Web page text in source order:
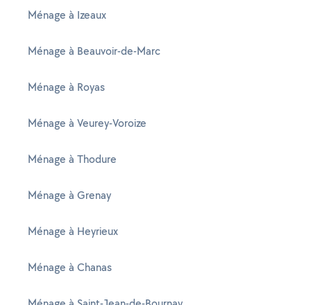
Ménage à Izeaux
Ménage à Beauvoir-de-Marc
Ménage à Royas
Ménage à Veurey-Voroize
Ménage à Thodure
Ménage à Grenay
Ménage à Heyrieux
Ménage à Chanas